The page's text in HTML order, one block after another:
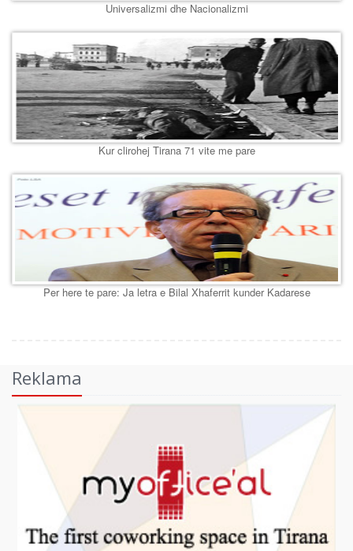
Universalizmi dhe Nacionalizmi
Kur clirohej Tirana 71 vite me pare
Per here te pare: Ja letra e Bilal Xhaferrit kunder Kadarese
Reklama